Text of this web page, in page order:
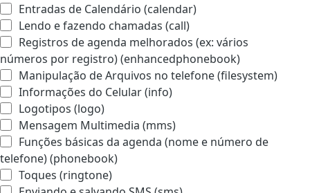
Entradas de Calendário (calendar)
Lendo e fazendo chamadas (call)
Registros de agenda melhorados (ex: vários
números por registro) (enhancedphonebook)
Manipulação de Arquivos no telefone (filesystem)
Informações do Celular (info)
Logotipos (logo)
Mensagem Multimedia (mms)
Funções básicas da agenda (nome e número de
telefone) (phonebook)
Toques (ringtone)